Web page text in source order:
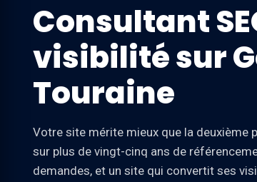
Consultant
visibilité sur
Touraine
Votre site mérite mieux que la deuxième
sur plus de vingt-cinq ans de
demandes, et un site qui convertit ses